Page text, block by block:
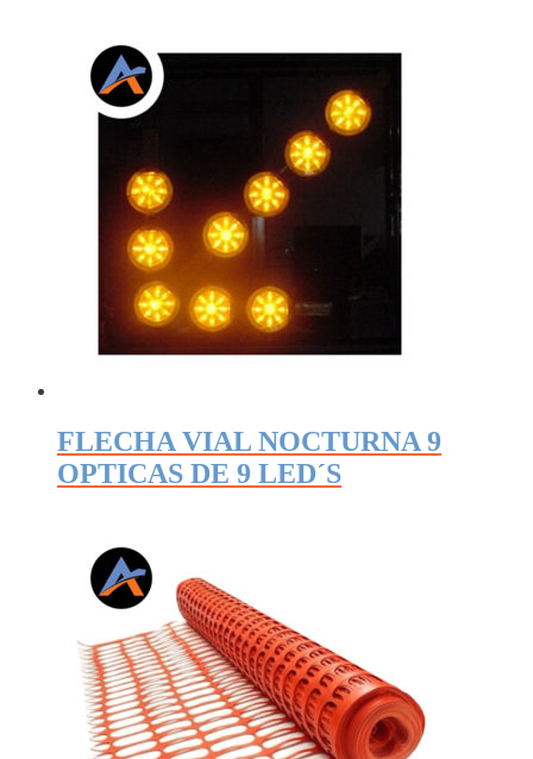
FLECHA VIAL NOCTURNA 9
OPTICAS DE 9 LED´S